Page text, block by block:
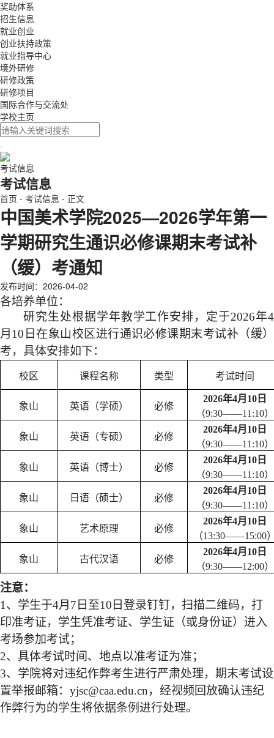
奖助体系
招生信息
就业创业
创业扶持政策
就业指导中心
境外研修
研修政策
研修项目
国际合作与交流处
学校主页
考试信息
考试信息
首页 - 考试信息 - 正文
中国美术学院2025—2026学年第一
学期研究生通识必修课期末考试补
（缓）考通知
发布时间：2026-04-02
各培养单位：
研究生处根据学年教学工作安排，定于2026年4
月 10 日在象山校区进行通识必修课期末考试补（缓）
考，具体安排如下：
校区 课程名称 类型 考试时间
象山 英语（学硕） 必修
2026年4月10日
（9:30——11:10）
象山 英语（专硕） 必修
2026年4月10日
（9:30——11:10）
象山 英语（博士） 必修
2026年4月10日
（9:30——11:10）
象山 日语（硕士） 必修
2026年4月10日
（9:30——11:10）
象山 艺术原理 必修
2026年4月10日
（13:30——15:00
象山 古代汉语 必修
2026年4月10日
（9:30——12:00）
注意：
1、 学生于4月 7 日 至10 日登录钉钉，扫描二维码， 打
印准考证，学生凭准考证、学生证 （或身份证）进入
考场参加考试；
2、 具体考试时间、地点以准考证为准；
3、 学院将对违纪作弊考生进行严肃处理， 期末考试设
置举报邮箱： yjsc@caa.edu.cn，经视频回放确认违纪
作弊行为的学生将依据条例进行处理。